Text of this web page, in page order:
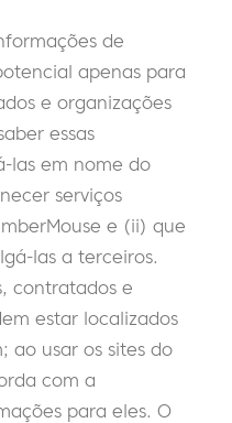
de
apenas para
e organizações
essas
las em nome do
serviços
e (ii) que
las a terceiros.
contratados e
estar localizados
ao usar os sites do
com a
para eles. O